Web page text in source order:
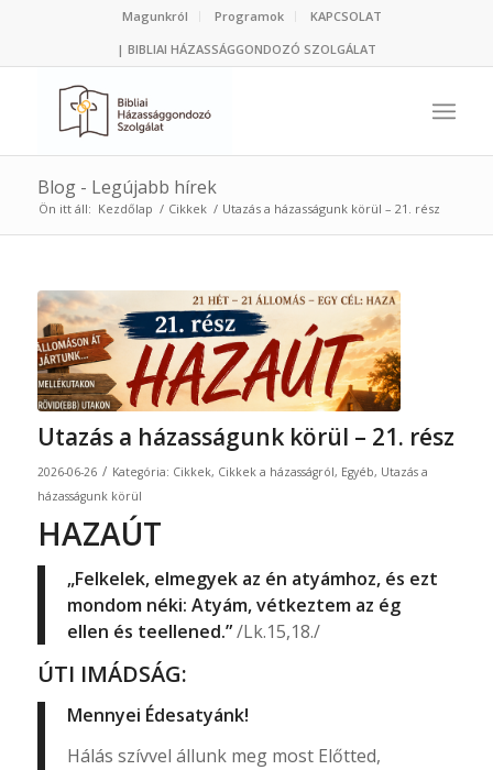
Magunkról Programok
KAPCSOLAT
| BIBLIAI HÁZASSÁGGONDOZÓ SZOLGÁLAT
Blog - Legújabb hírek
Ön itt áll: Kezdőlap / Cikkek / Utazás a házasságunk körül – 21. rész
Utazás a házasságunk körül – 21. rész
2026-06-26 / Kategória: Cikkek, Cikkek a házasságról, Egyéb, Utazás a
házasságunk körül
HAZAÚT
„Felkelek, elmegyek az én atyámhoz, és ezt
mondom néki: Atyám, vétkeztem az ég
ellen és teellened.”/Lk.15,18./
ÚTI IMÁDSÁG:
Mennyei Édesatyánk!
Hálás szívvel állunk meg most Előtted,